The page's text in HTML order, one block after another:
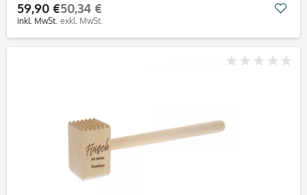
59,90 €
inkl. MwSt.
50,34 €
exkl. MwSt.